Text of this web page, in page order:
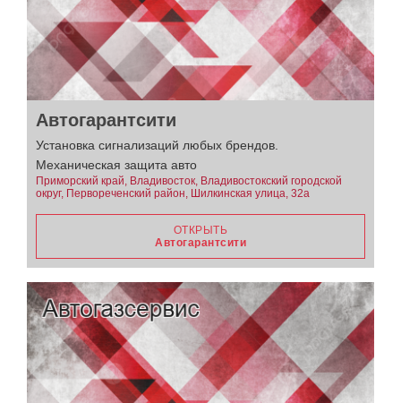
Автогарантсити
Установка сигнализаций любых брендов.
Механическая защита авто
Приморский край, Владивосток, Владивостокский городской
округ, Первореченский район, Шилкинская улица, 32а
ОТКРЫТЬ
Автогарантсити